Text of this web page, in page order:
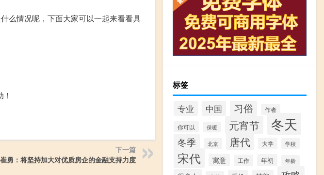
么情况呢，下面大家可以一起来看看具
下一篇
勇：将坚持加大对优质房企的金融支持力度
标签
专业 中国 习俗 作者
你可以 保暖 元宵节 冬天
冬季 北京 唐代 大学 学校
宋代 寓意 工作 年初 年龄